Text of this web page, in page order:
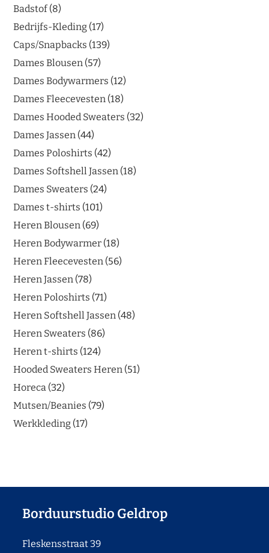
Badstof 8
Bedrijfs-Kleding 17
Caps/Snapbacks 139
Dames Blousen 57
Dames Bodywarmers 12
Dames Fleecevesten 18
Dames Hooded Sweaters 32
Dames Jassen 44
Dames Poloshirts 42
Dames Softshell Jassen 18
Dames Sweaters 24
Dames t-shirts 101
Heren Blousen 69
Heren Bodywarmer 18
Heren Fleecevesten 56
Heren Jassen 78
Heren Poloshirts 71
Heren Softshell Jassen 48
Heren Sweaters 86
Heren t-shirts 124
Hooded Sweaters Heren 51
Horeca 32
Mutsen/Beanies 79
Werkkleding 17
Borduurstudio Geldrop
Fleskensstraat 39